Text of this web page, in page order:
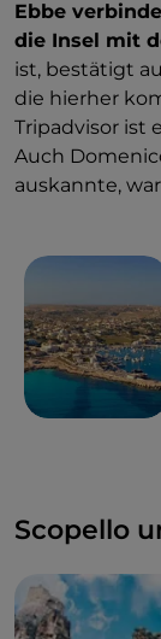
Ebbe
die Insel mit
ist, bestätigt
die hierher
Tripadvisor ist
Auch
auskannte,
Scopello